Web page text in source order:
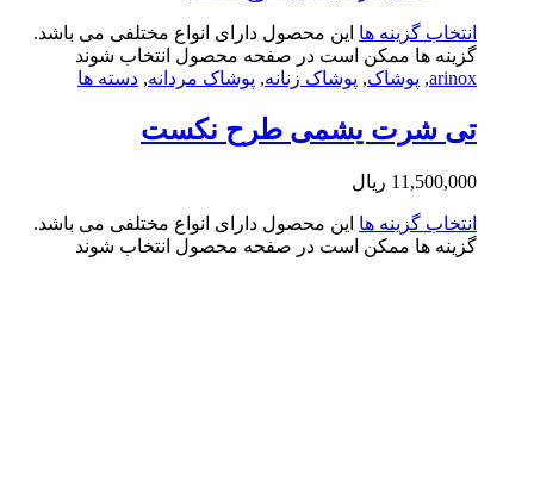
گزینه ها این محصول دارای انواع مختلفی می باشد.
ها ممکن است در صفحه محصول انتخاب شوند
پوشاک,پوشاک زنانه,پوشاک مردانه,دسته ها
شرت یشمی طرح نکست
ریال
گزینه ها این محصول دارای انواع مختلفی می باشد.
ها ممکن است در صفحه محصول انتخاب شوند